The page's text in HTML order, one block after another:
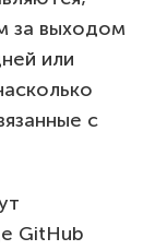
за выходом
или
с
GitHub